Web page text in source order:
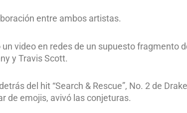
entre ambos artistas.
video en redes de un supuesto fragmento
y Travis Scott.
del hit “Search & Rescue”, No. 2 de
de emojis, avivó las conjeturas.